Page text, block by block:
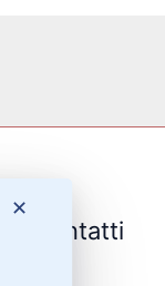
Contatti
✕